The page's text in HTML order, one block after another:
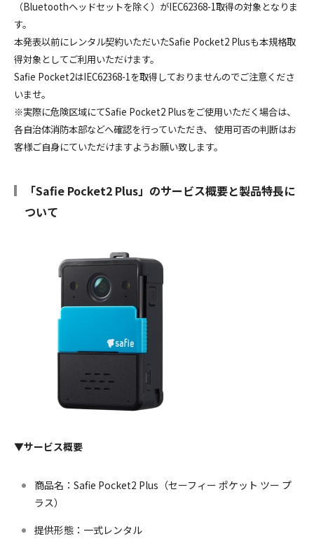
（Bluetoothヘッドセットを除く）がIEC62368-1取得の対象となりま
す。
本発表以前にレンタル契約いただいたSafie Pocket2 Plusも本規格取
得対象としてご利用いただけます。
Safie Pocket2はIEC62368-1を取得しておりませんのでご注意くださ
いませ。
※実際に危険区域にてSafie Pocket2 Plusをご使用いただく場合は、
各自治体消防本部などへ確認を行っていただき、 使用可否の判断はお
客様ご自身にていただけますようお願い致します。
「Safie Pocket2 Plus」のサービス概要と製品特長に
ついて
▼サービス概要
商品名：Safie Pocket2 Plus（セーフィー ポケット ツー プ
ラス）
提供形態：一式レンタル